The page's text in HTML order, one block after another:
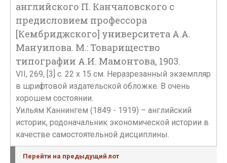
английского П. Канчаловского с
предисловием профессора
[Кембриджского] университета А.А.
Мануилова. М.: Товарищество
типографии А.И. Мамонтова, 1903.
VII, 269, [3] с. 22 х 15 см. Неразрезанный экземпляр
в шрифтовой издательской обложке. В очень
хорошем состоянии.
Уильям Каннингем (1849 - 1919) – английский
историк, родоначальник экономической истории в
качестве самостоятельной дисциплины.
Перейти на предыдущий лот